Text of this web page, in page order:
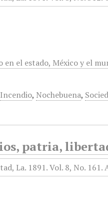
el estado, México y el
Incendio, Nochebuena,
patria,